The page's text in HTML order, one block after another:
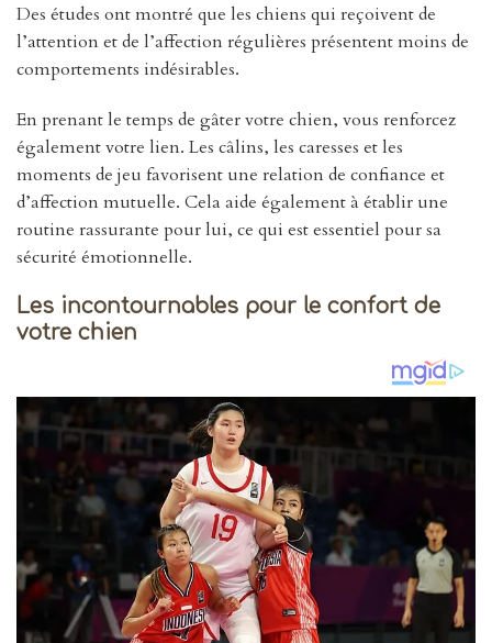
Des études ont montré que les chiens qui reçoivent de
l’attention et de l’affection régulières présentent moins de
comportements indésirables.
En prenant le temps de gâter votre chien, vous renforcez
également votre lien. Les câlins, les caresses et les
moments de jeu favorisent une relation de confiance et
d’affection mutuelle. Cela aide également à établir une
routine rassurante pour lui, ce qui est essentiel pour sa
sécurité émotionnelle.
Les incontournables pour le confort de
votre chien